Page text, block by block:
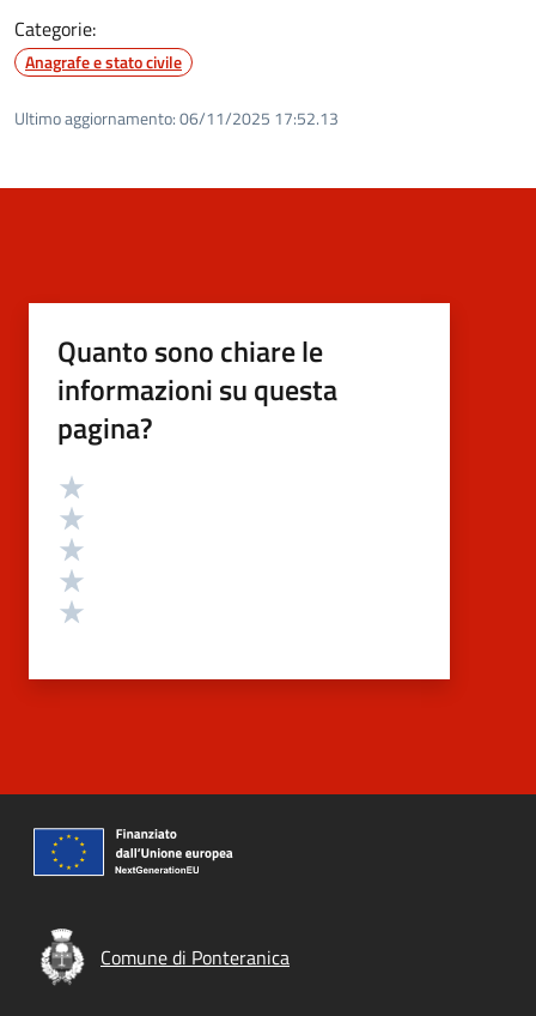
Categorie:
Anagrafe e stato civile
Ultimo aggiornamento:06/11/2025 17:52.13
Quanto sono chiare le
informazioni su questa
pagina?
Valutazione
Comune di Ponteranica